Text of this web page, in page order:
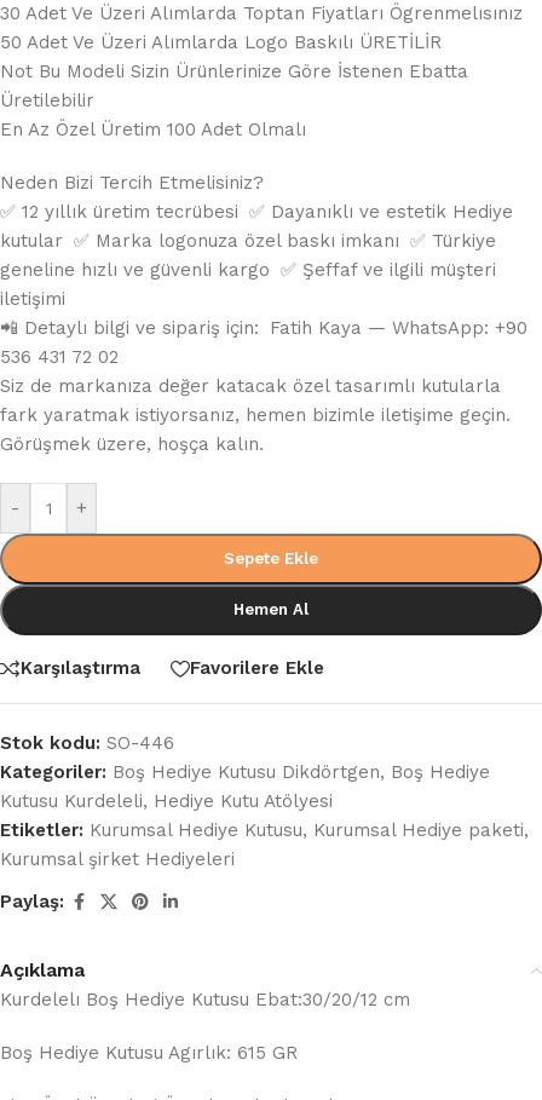
30 Adet Ve Üzeri Alımlarda Toptan Fiyatları Ögrenmelısınız
50 Adet Ve Üzeri Alımlarda Logo Baskılı ÜRETİLİR
Not Bu Modeli Sizin Ürünlerinize Göre İstenen Ebatta
Üretilebilir
En Az Özel Üretim 100 Adet Olmalı
Neden Bizi Tercih Etmelisiniz?
✅ 12 yıllık üretim tecrübesi ✅ Dayanıklı ve estetik Hediye
kutular ✅ Marka logonuza özel baskı imkanı ✅ Türkiye
geneline hızlı ve güvenli kargo ✅ Şeffaf ve ilgili müşteri
iletişimi
📲 Detaylı bilgi ve sipariş için: Fatih Kaya — WhatsApp: +90
536 431 72 02
Siz de markanıza değer katacak özel tasarımlı kutularla
fark yaratmak istiyorsanız, hemen bizimle iletişime geçin.
Görüşmek üzere, hoşça kalın.
- +
Sepete Ekle
Hemen Al
Karşılaştırma Favorilere Ekle
Stok kodu: SO-446
Kategoriler: Boş Hediye Kutusu Dikdörtgen, Boş Hediye
Kutusu Kurdeleli, Hediye Kutu Atölyesi
Etiketler: Kurumsal Hediye Kutusu, Kurumsal Hediye paketi,
Kurumsal şirket Hediyeleri
Paylaş:
Açıklama
Kurdelelı Boş Hediye Kutusu Ebat:30/20/12 cm
Boş Hediye Kutusu Agırlık: 615 GR